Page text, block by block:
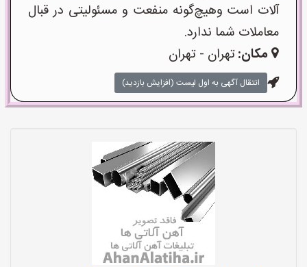
آلات است وهیچ‌گونه منفعت و مسئولیتی در قبال
معاملات شما ندارد.
مکان:تهران - تهران
انتقال آگهی به اول لیست (افزایش بازدید)